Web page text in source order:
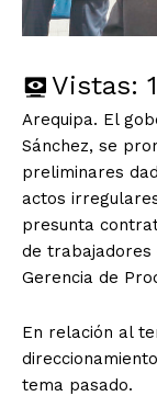
Vistas:
Arequipa. El
Sánchez, se
preliminares
actos
presunta
de
Gerencia de
En relación al
tema pasado.